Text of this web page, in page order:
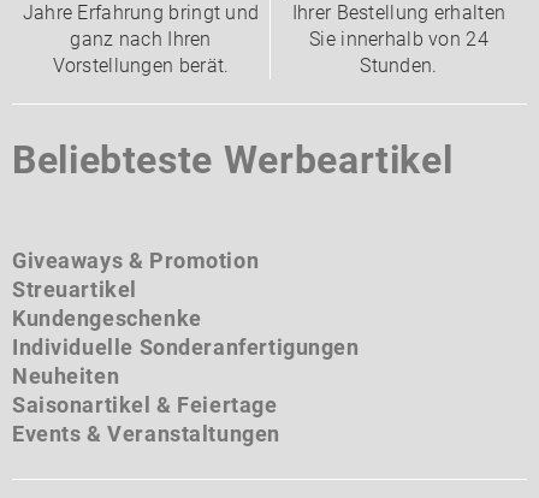
Jahre Erfahrung bringt und
ganz nach Ihren
Vorstellungen berät.
Ihrer Bestellung erhalten
Sie innerhalb von 24
Stunden.
Beliebteste Werbeartikel
Giveaways & Promotion
Streuartikel
Kundengeschenke
Individuelle Sonderanfertigungen
Neuheiten
Saisonartikel & Feiertage
Events & Veranstaltungen